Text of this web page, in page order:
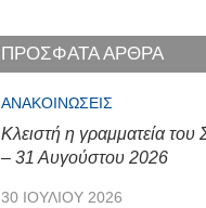
ΠΡΟΣΦΑΤΑ ΑΡΘΡΑ
ΑΝΑΚΟΙΝΏΣΕΙΣ
Κλειστή η γραμματεία του
– 31 Αυγούστου 2026
30 ΙΟΥΛΊΟΥ 2026